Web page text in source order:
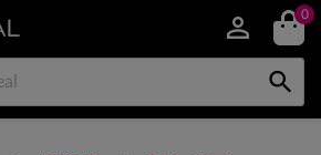
0
